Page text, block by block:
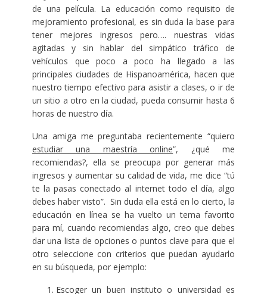
de una película. La educación como requisito de
mejoramiento profesional, es sin duda la base para
tener mejores ingresos pero…. nuestras vidas
agitadas y sin hablar del simpático tráfico de
vehículos que poco a poco ha llegado a las
principales ciudades de Hispanoamérica, hacen que
nuestro tiempo efectivo para asistir a clases, o ir de
un sitio a otro en la ciudad, pueda consumir hasta 6
horas de nuestro día.
Una amiga me preguntaba recientemente “quiero
estudiar una maestría online”, ¿qué me
recomiendas?, ella se preocupa por generar más
ingresos y aumentar su calidad de vida, me dice “tú
te la pasas conectado al internet todo el día, algo
debes haber visto”. Sin duda ella está en lo cierto, la
educación en línea se ha vuelto un tema favorito
para mí, cuando recomiendas algo, creo que debes
dar una lista de opciones o puntos clave para que el
otro seleccione con criterios que puedan ayudarlo
en su búsqueda, por ejemplo:
Escoger un buen instituto o universidad es